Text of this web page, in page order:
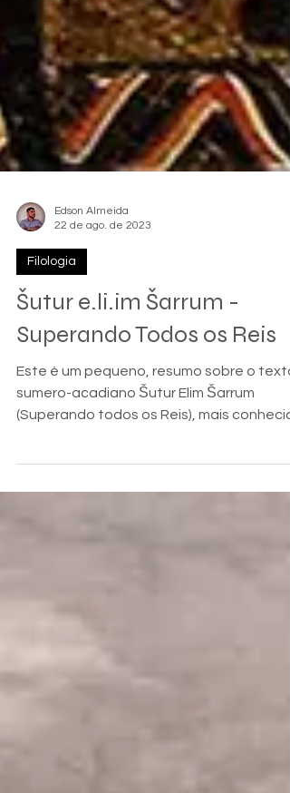
22 de ago. de 2023
Šutur e.li.im Šarrum -
Superando Todos os Reis
Este é um pequeno, resumo sobre o texto
sumero-acadiano Šutur Elim Šarrum
como Epopeia de...